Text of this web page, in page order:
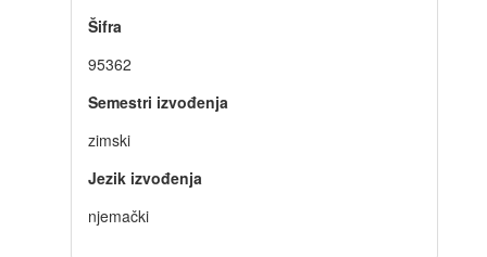
Šifra
95362
Semestri izvođenja
zimski
Jezik izvođenja
njemački